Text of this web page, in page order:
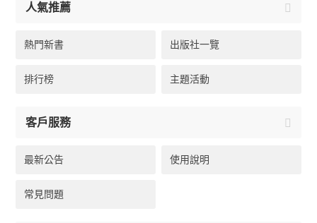
人氣推薦
熱門新書 出版社一覽
排行榜 主題活動
客戶服務
最新公告 使用說明
常見問題